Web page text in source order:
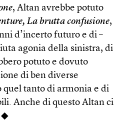
, Altan avrebbe potuto
La brutta confusione,
d’incerto futuro e di –
agonia della sinistra, di
potuto e dovuto
di ben diverse
quel tanto di armonia e di
Anche di questo Altan ci
◆